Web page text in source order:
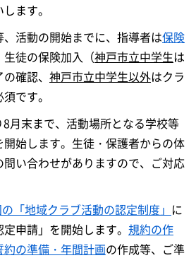
ます。
活動の開始までに、指導者は保険
徒の保険加入（神戸市立中学生は
確認、 神戸市立中学生以外はクラ
です。
月末まで、活動場所となる学校等
始します。生徒・保護者からの体
い合わせがありますので、ご対応
「地域クラブ活動の認定制度」 に
申請」を開始します。 規約の作
の準備・年間計画の作成等、ご準